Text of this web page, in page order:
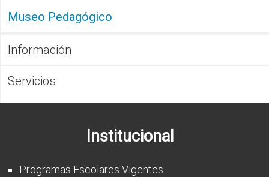
Museo Pedagógico
Información
Servicios
Institucional
Programas Escolares Vigentes